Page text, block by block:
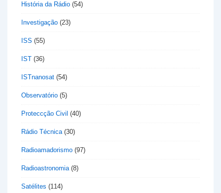
História da Rádio (54)
Investigação (23)
ISS (55)
IST (36)
ISTnanosat (54)
Observatório (5)
Proteccção Civil (40)
Rádio Técnica(30)
Radioamadorismo (97)
Radioastronomia(8)
Satélites (114)